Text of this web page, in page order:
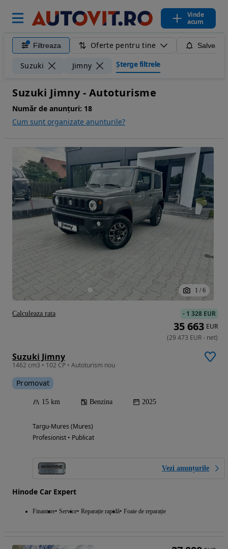
Vinde
acum
Filtreaza Oferte pentru tine
Suzuki Jimny Șterge filtrele
Suzuki Jimny - Autoturisme
Număr de anunțuri: 18
Cum sunt organizate anunturile?
1 / 6
Suzuki Jimny
1462 cm3 • 102 CP • Autoturism nou
Promovat
15 km Benzina 2025
Targu-Mures (Mures)
Profesionist • Publicat
Vezi anunțurile
Hinode Car Expert
Finantare Service Reparație rapidă Foaie de reparație
- 1 328 EUR
35 663 EUR
(29 473 EUR- net)
Calculeaza rata